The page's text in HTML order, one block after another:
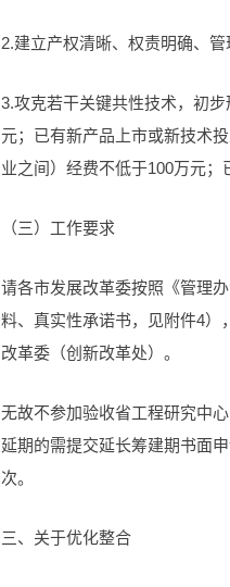
2.建立产权清晰、权责明确、
3.攻克若干关键共性技术，初
元；已有新产品上市或新技术
业之间）经费不低于100万元；
（三）工作要求
请各市发展改革委按照《管理
料、真实性承诺书，见附件4）
改革委（创新改革处）。
无故不参加验收省工程研究中
延期的需提交延长筹建期书面
次。
三、关于优化整合